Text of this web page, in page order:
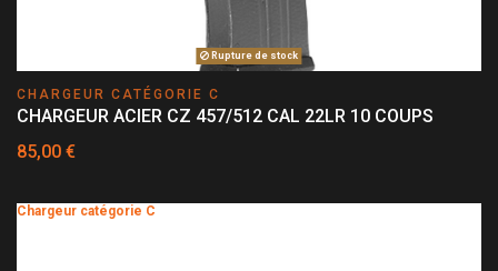
Rupture de stock
CHARGEUR CATÉGORIE C
CHARGEUR ACIER CZ 457/512 CAL 22LR 10 COUPS
85,00 €
Chargeur catégorie C